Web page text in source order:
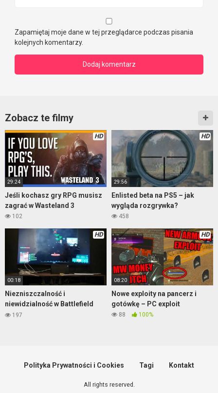
Zapamiętaj moje dane w tej przeglądarce podczas pisania
kolejnych komentarzy.
Zobacz te filmy
HD
29:24
Jeśli kochasz gry RPG musisz
zagrać w Wasteland 3
102
HD
29:56
Enlisted beta na PS5 – jak
wygląda rozgrywka?
458
HD
00:18
Niezniszczalność i
niewidzialność w Battlefield
2042
197
HD
08:20
Nowe exploity na pancerz i
gotówkę – PC exploit
88 100%
Polityka Prywatności i Cookies Tagi Kontakt
All rights reserved.